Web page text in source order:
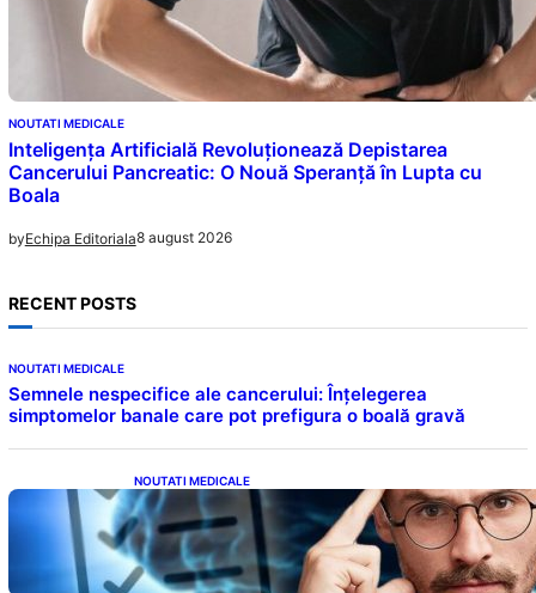
NOUTATI MEDICALE
Inteligența Artificială Revoluționează Depistarea
Cancerului Pancreatic: O Nouă Speranță în Lupta cu
Boala
byEchipa Editoriala8 august 2026
RECENT POSTS
NOUTATI MEDICALE
Semnele nespecifice ale cancerului: Înțelegerea
simptomelor banale care pot prefigura o boală gravă
NOUTATI MEDICALE
Inteligența dincolo de note: Semnele unui IQ
ridicat care nu țin de școală